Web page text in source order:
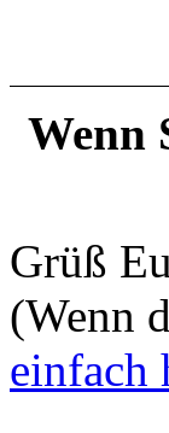
Wenn
(Wenn
einfach